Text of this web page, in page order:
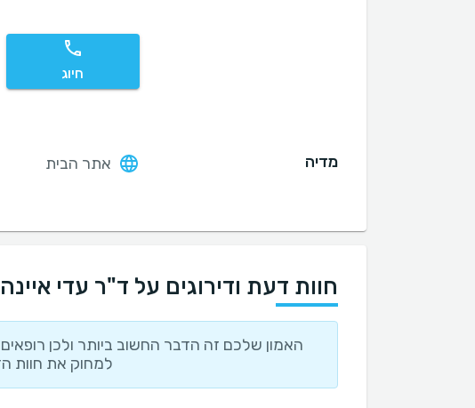
חיוג
מדיה אתר הבית
חוות דעת ודירוגים על ד"ר עדי
האמון שלכם זה הדבר החשוב ביותר ולכן
למחוק את חוות